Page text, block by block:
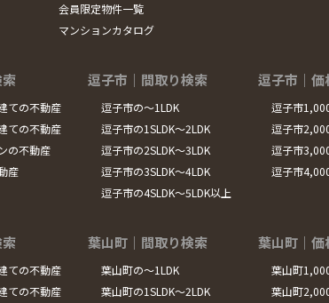
会員限定物件一覧
マンションカタログ
ての不動産
ての不動産
の不動産
産
逗子市｜間取り検索
逗子市の～1LDK
逗子市の1SLDK～2LDK
逗子市の2SLDK～3LDK
逗子市の3SLDK～4LDK
逗子市の4SLDK～5LDK以上
逗子市｜価
逗子市
逗子市
逗子市
逗子市
ての不動産
ての不動産
葉山町｜間取り検索
葉山町の～1LDK
葉山町の1SLDK～2LDK
葉山町｜価
葉山町
葉山町